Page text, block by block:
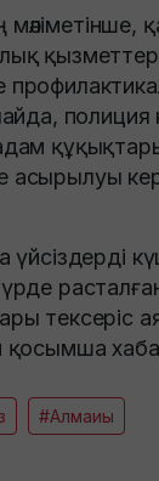
асырылуы
үйсіздерді
тексеріс
қосымша
#Алмаиы